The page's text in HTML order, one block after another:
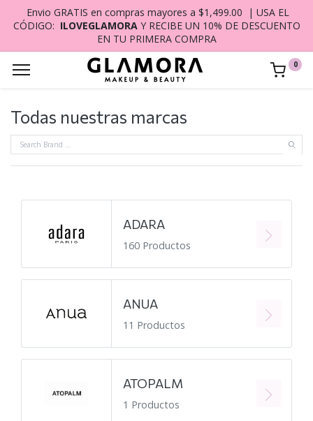
Envio GRATIS en compras mayores a $1,499.00 | USA EL
CÓDIGO: ILOVEGLAMORA Y RECIBE UN 10% DE DESCUENTO
EN TU PRIMERA COMPRA
0
Todas nuestras marcas
ADARA
160 Productos
ANUA
11 Productos
ATOPALM
1 Productos